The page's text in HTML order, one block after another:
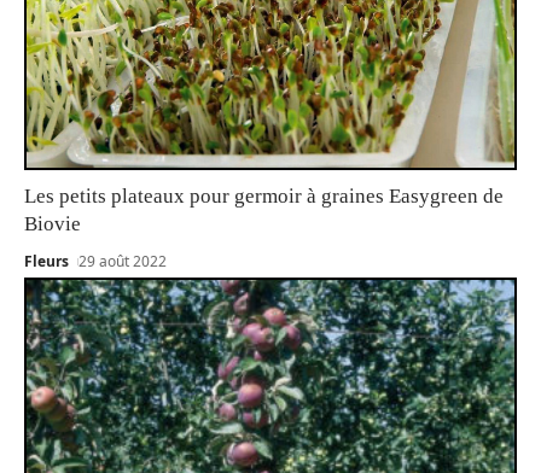
Les petits plateaux pour germoir à graines Easygreen de
Biovie
Fleurs 29 août 2022